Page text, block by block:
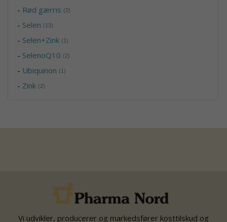
- Rød gærris (2)
- Selen (13)
- Selen+Zink (1)
- SelenoQ10 (2)
- Ubiquinon (1)
- Zink (2)
Vi udvikler, producerer og markedsfører kosttilskud og